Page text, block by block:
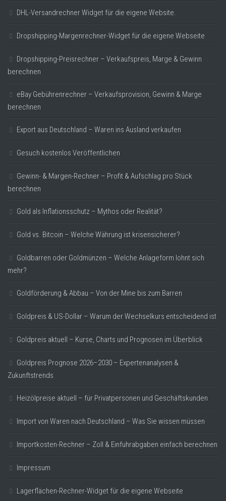
DHL-Versandrechner Widget für die eigene Website.
Dropshipping-Margenrechner-Widget für die eigene Webseite
Dropshipping-Preisrechner – Verkaufspreis, Marge & Gewinn
berechnen
eBay Gebührenrechner – Verkaufsprovision, Gewinn & Marge
berechnen
Export aus Deutschland – Waren ins Ausland verkaufen
Gesuch kostenlos Veröffentlichen
Gewinn- & Margen-Rechner – Profit & Aufschlag pro Stück
berechnen
Gold als Inflationsschutz – Mythos oder Realität?
Gold vs. Bitcoin – Welche Währung ist krisensicherer?
Goldbarren oder Goldmünzen – Welche Anlageform lohnt sich
mehr?
Goldförderung & Abbau – Von der Mine bis zum Barren
Goldpreis & US-Dollar – Warum der Wechselkurs entscheidend ist
Goldpreis aktuell – Kurse, Charts und Prognosen im Überblick
Goldpreis Prognose 2026–2030 – Expertenanalysen &
Zukunftstrends
Heizölpreise aktuell – für Privatpersonen und Geschäftskunden
Import von Waren nach Deutschland – Was Sie wissen müssen
Importkosten-Rechner – Zoll & Einfuhrabgaben einfach berechnen
Impressum
Lagerflächen-Rechner-Widget für die eigene Webseite